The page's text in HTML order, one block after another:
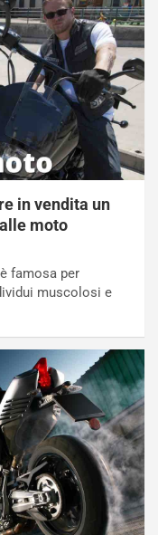
in vendita un
moto
famosa per
muscolosi e